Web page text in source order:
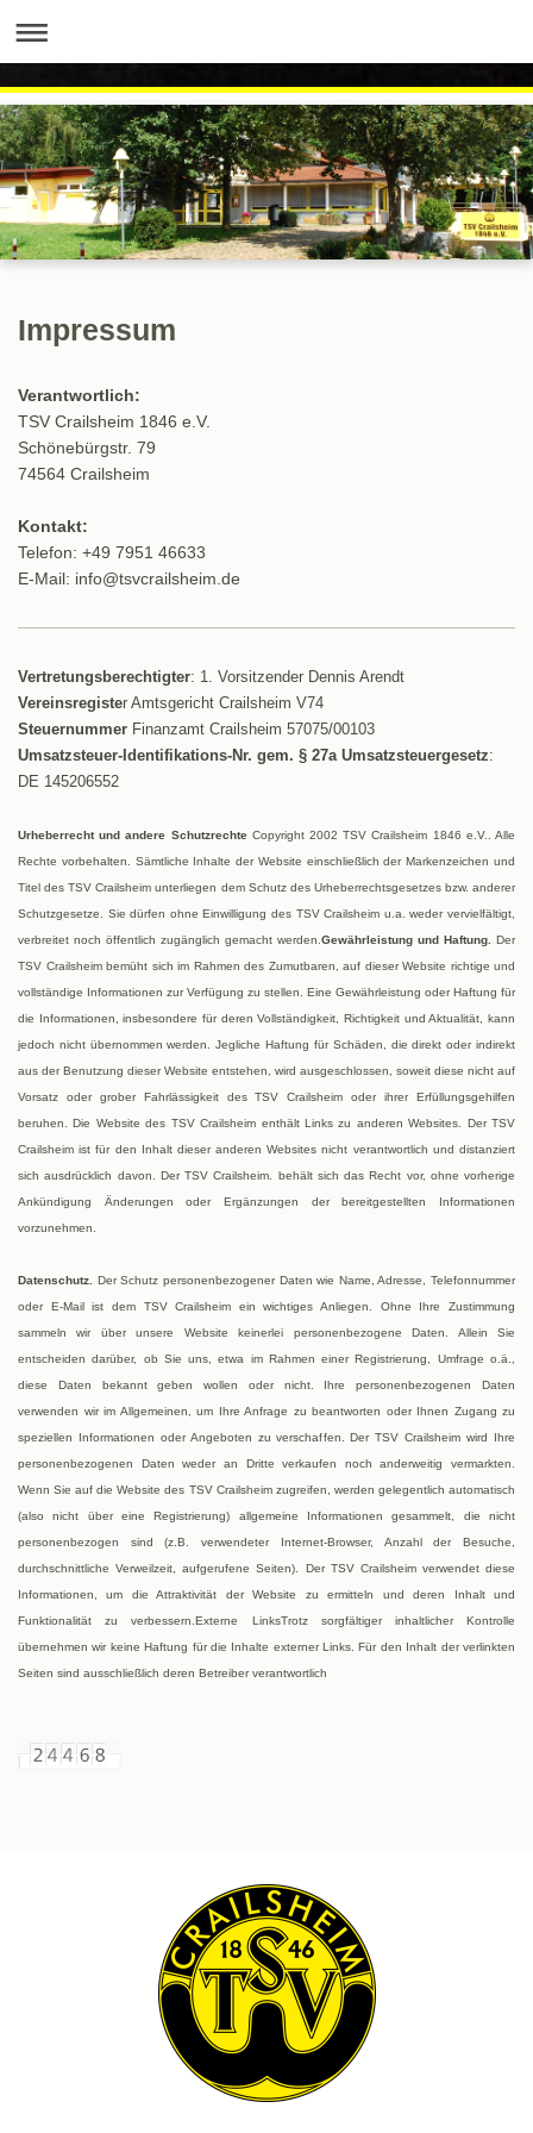
Impressum
Verantwortlich:
TSV Crailsheim 1846 e.V.
Schönebürgstr. 79
74564 Crailsheim
Kontakt:
Telefon: +49 7951 46633
E-Mail: info@tsvcrailsheim.de
Vertretungsberechtigter: 1. Vorsitzender Dennis Arendt
Vereinsregister Amtsgericht Crailsheim V74
Steuernummer Finanzamt Crailsheim 57075/00103
Umsatzsteuer-Identifikations-Nr. gem. § 27a Umsatzsteuergesetz:
DE 145206552
Urheberrecht und andere SchutzrechteCopyright 2002 TSV Crailsheim 1846 e.V.. Alle
Rechte vorbehalten. Sämtliche Inhalte der Website einschließlich der Markenzeichen und
Titel des TSV Crailsheim unterliegen dem Schutz des Urheberrechtsgesetzes bzw. anderer
Schutzgesetze. Sie dürfen ohne Einwilligung des TSV Crailsheim u.a. weder vervielfältigt,
verbreitet noch öffentlich zugänglich gemacht werden. Gewährleistung und Haftung.
Der
TSV Crailsheim bemüht sich im Rahmen des Zumutbaren, auf dieser Website richtige und
vollständige Informationen zur Verfügung zu stellen. Eine Gewährleistung oder Haftung für
die Informationen, insbesondere für deren Vollständigkeit, Richtigkeit und Aktualität, kann
jedoch nicht übernommen werden. Jegliche Haftung für Schäden, die direkt oder indirekt
aus der Benutzung dieser Website entstehen, wird ausgeschlossen, soweit diese nicht auf
Vorsatz oder grober Fahrlässigkeit des TSV Crailsheim oder ihrer Erfüllungsgehilfen
beruhen. Die Website des TSV Crailsheim enthält Links zu anderen Websites. Der TSV
Crailsheim ist für den Inhalt dieser anderen Websites nicht verantwortlich und distanziert
sich ausdrücklich davon. Der TSV Crailsheim. behält sich das Recht vor, ohne vorherige
Ankündigung Änderungen oder Ergänzungen der bereitgestellten Informationen
vorzunehmen.
Datenschutz.
Der Schutz personenbezogener Daten wie Name, Adresse, Telefonnummer
oder E-Mail ist dem TSV Crailsheim ein wichtiges Anliegen. Ohne Ihre Zustimmung
sammeln wir über unsere Website keinerlei personenbezogene Daten. Allein Sie
entscheiden darüber, ob Sie uns, etwa im Rahmen einer Registrierung, Umfrage o.ä.,
diese Daten bekannt geben wollen oder nicht. Ihre personenbezogenen Daten
verwenden wir im Allgemeinen, um Ihre Anfrage zu beantworten oder Ihnen Zugang zu
speziellen Informationen oder Angeboten zu verschaffen. Der TSV Crailsheim wird Ihre
personenbezogenen Daten weder an Dritte verkaufen noch anderweitig vermarkten.
Wenn Sie auf die Website des TSV Crailsheim zugreifen, werden gelegentlich automatisch
(also nicht über eine Registrierung) allgemeine Informationen gesammelt, die nicht
personenbezogen sind (z.B. verwendeter Internet-Browser, Anzahl der Besuche,
durchschnittliche Verweilzeit, aufgerufene Seiten). Der TSV Crailsheim verwendet diese
Informationen, um die Attraktivität der Website zu ermitteln und deren Inhalt und
Funktionalität zu verbessern.Externe LinksTrotz sorgfältiger inhaltlicher Kontrolle
übernehmen wir keine Haftung für die Inhalte externer Links. Für den Inhalt der verlinkten
Seiten sind ausschließlich deren Betreiber verantwortlich